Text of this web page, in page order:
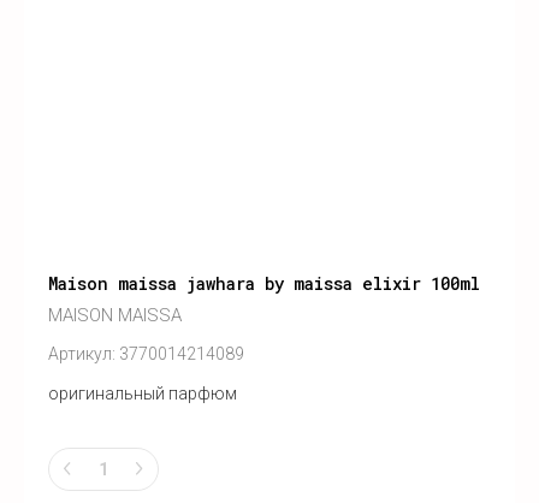
Maison maissa jawhara by maissa elixir 100ml
MAISON MAISSA
Артикул: 3770014214089
оригинальный парфюм